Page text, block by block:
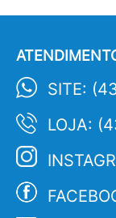
SITE:
LOJA: